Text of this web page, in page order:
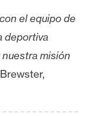
el equipo de
deportiva
misión
,